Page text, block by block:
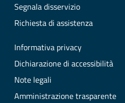
Segnala disservizio
Richiesta di assistenza
Informativa privacy
Dichiarazione di accessibilità
Note legali
Amministrazione trasparente